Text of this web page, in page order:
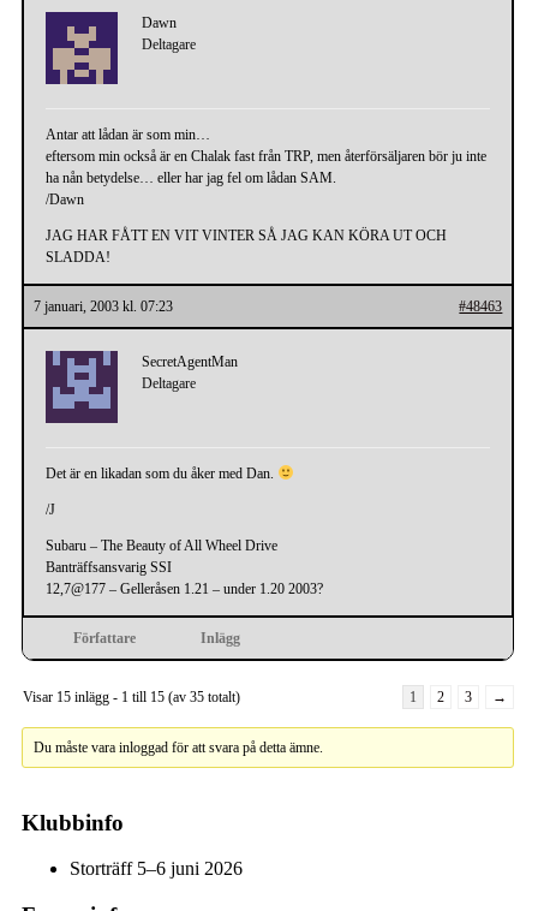
Dawn
Deltagare
Antar att lådan är som min…
eftersom min också är en Chalak fast från TRP, men återförsäljaren bör ju inte
ha nån betydelse… eller har jag fel om lådan SAM.
/Dawn
JAG HAR FÅTT EN VIT VINTER SÅ JAG KAN KÖRA UT OCH
SLADDA!
7 januari, 2003 kl. 07:23 #48463
SecretAgentMan
Deltagare
Det är en likadan som du åker med Dan.
/J
Subaru – The Beauty of All Wheel Drive
Banträffsansvarig SSI
12,7@177 – Gelleråsen 1.21 – under 1.20 2003?
Författare Inlägg
Visar 15 inlägg - 1 till 15 (av 35 totalt) 1 2 3 →
Du måste vara inloggad för att svara på detta ämne.
Klubbinfo
Storträff 5–6 juni 2026